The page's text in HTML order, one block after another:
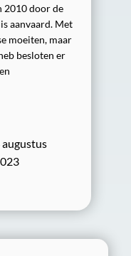
2010 door de
aanvaard. Met
moeiten, maar
besloten er
augustus